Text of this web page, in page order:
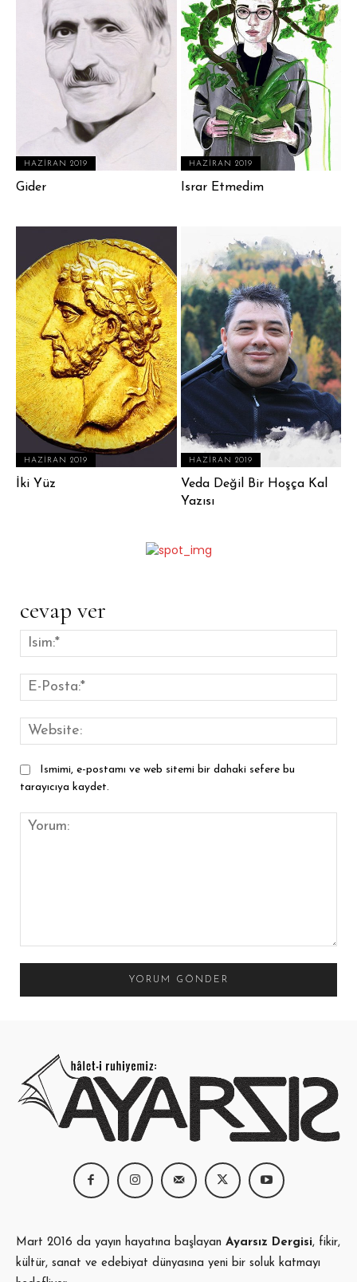
HAZIRAN 2019
Gider
HAZIRAN 2019
Israr Etmedim
HAZIRAN 2019
İki Yüz
HAZIRAN 2019
Veda Değil Bir Hoşça Kal
Yazısı
cevap ver
Ismimi, e-postamı ve web sitemi bir dahaki sefere bu
tarayıcıya kaydet.
Mart 2016 da yayın hayatına başlayan Ayarsız Dergisi, fikir,
kültür, sanat ve edebiyat dünyasına yeni bir soluk katmayı